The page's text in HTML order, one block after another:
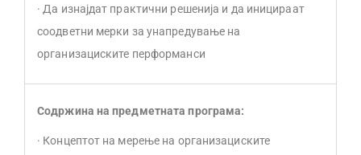
· Да изнајдат практични решенија и да иницираат
соодветни мерки за унапредување на
организациските перформанси
Содржина на предметната програма:
· Концептот на мерење на организациските